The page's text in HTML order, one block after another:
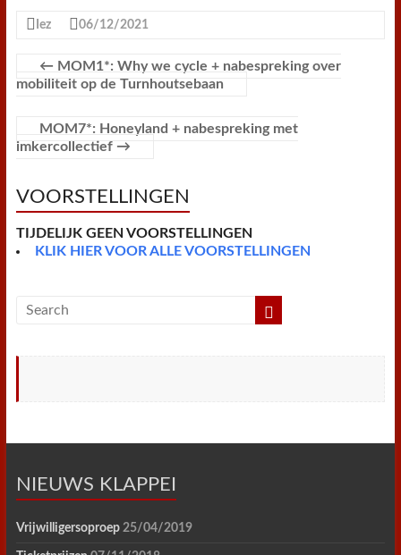
e
o
k
r
t
e
s
t
t
p
p
i
i
r
i
e
l
Iez 06/12/2021
← MOM1*: Why we cycle + nabespreking over
mobiliteit op de Turnhoutsebaan
MOM7*: Honeyland + nabespreking met
imkercollectief →
VOORSTELLINGEN
TIJDELIJK GEEN VOORSTELLINGEN
KLIK HIER VOOR ALLE VOORSTELLINGEN
NIEUWS KLAPPEI
Vrijwilligersoproep 25/04/2019